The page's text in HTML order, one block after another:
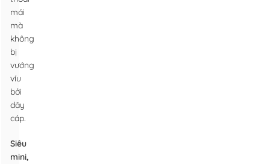
mái
mà
không
bị
vướng
víu
bởi
dây
cáp.
Siêu
mini,